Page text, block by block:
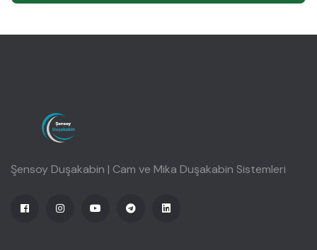
Şensoy Duşakabin | Cam ve Mika Duşakabin Sistemleri